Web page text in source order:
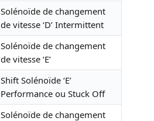
Solénoïde de changement
de vitesse ‘D’ Intermittent
Solénoïde de changement
de vitesse ‘E’
Shift Solénoïde ‘E’
Performance ou Stuck Off
Solénoïde de changement